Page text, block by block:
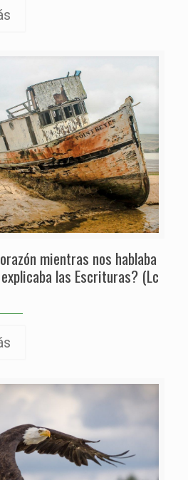
mientras nos hablaba
las Escrituras? (Lc